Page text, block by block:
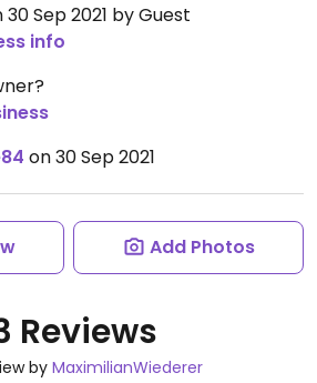
Sep 2021 by Guest
info
on 30 Sep 2021
Add Photos
Reviews
by MaximilianWiederer